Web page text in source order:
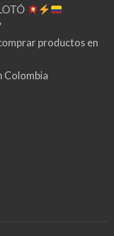
productos en
Colombia